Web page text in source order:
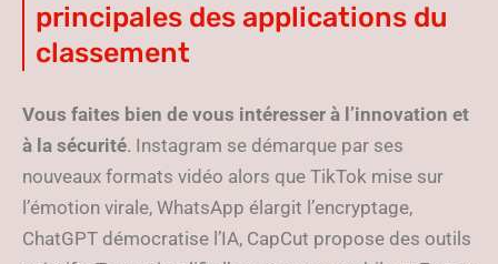
principales des applications du
classement
Vous faites bien de vous intéresser à l’innovation et
à la sécurité. Instagram se démarque par ses
nouveaux formats vidéo alors que TikTok mise sur
l’émotion virale, WhatsApp élargit l’encryptage,
ChatGPT démocratise l’IA, CapCut propose des outils